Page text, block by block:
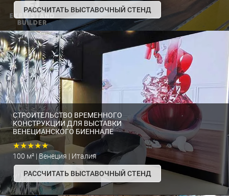
РАССЧИТАТЬ ВЫСТАВОЧНЫЙ СТЕНД
СТРОИТЕЛЬСТВО ВРЕМЕННОГО
КОНСТРУКЦИИ ДЛЯ ВЫСТАВКИ
ВЕНЕЦИАНСКОГО БИЕННАЛЕ
★★★★★
100 м² | Венеция | Италия
РАССЧИТАТЬ ВЫСТАВОЧНЫЙ СТЕНД